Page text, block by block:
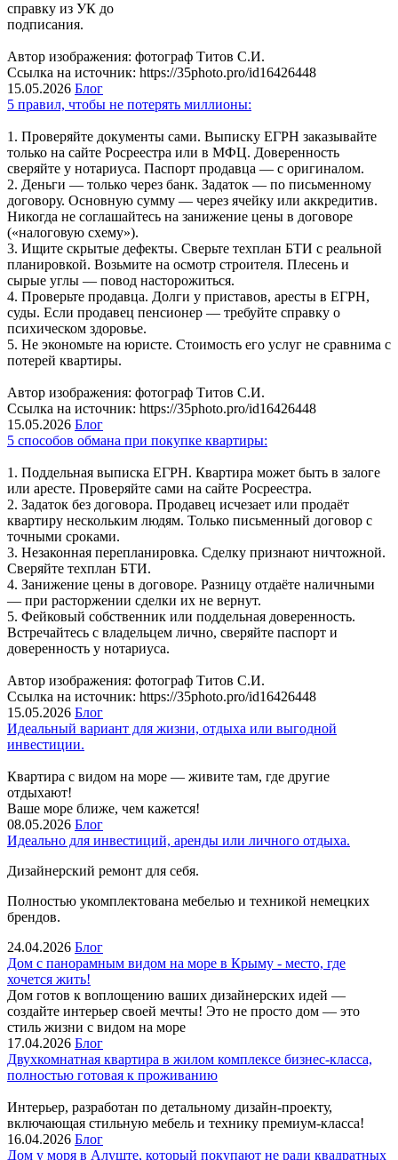
справку из УК до
подписания.
Автор изображения: фотограф Титов С.И.
Ссылка на источник: https://35photo.pro/id16426448
15.05.2026 Блог
5 правил, чтобы не потерять миллионы:
1. Проверяйте документы сами. Выписку ЕГРН заказывайте
только на сайте Росреестра или в МФЦ. Доверенность
сверяйте у нотариуса. Паспорт продавца — с оригиналом.
2. Деньги — только через банк. Задаток — по письменному
договору. Основную сумму — через ячейку или аккредитив.
Никогда не соглашайтесь на занижение цены в договоре
(«налоговую схему»).
3. Ищите скрытые дефекты. Сверьте техплан БТИ с реальной
планировкой. Возьмите на осмотр строителя. Плесень и
сырые углы — повод насторожиться.
4. Проверьте продавца. Долги у приставов, аресты в ЕГРН,
суды. Если продавец пенсионер — требуйте справку о
психическом здоровье.
5. Не экономьте на юристе. Стоимость его услуг не сравнима с
потерей квартиры.
Автор изображения: фотограф Титов С.И.
Ссылка на источник: https://35photo.pro/id16426448
15.05.2026 Блог
5 способов обмана при покупке квартиры:
1. Поддельная выписка ЕГРН. Квартира может быть в залоге
или аресте. Проверяйте сами на сайте Росреестра.
2. Задаток без договора. Продавец исчезает или продаёт
квартиру нескольким людям. Только письменный договор с
точными сроками.
3. Незаконная перепланировка. Сделку признают ничтожной.
Сверяйте техплан БТИ.
4. Занижение цены в договоре. Разницу отдаёте наличными
— при расторжении сделки их не вернут.
5. Фейковый собственник или поддельная доверенность.
Встречайтесь с владельцем лично, сверяйте паспорт и
доверенность у нотариуса.
Автор изображения: фотограф Титов С.И.
Ссылка на источник: https://35photo.pro/id16426448
15.05.2026 Блог
Идеальный вариант для жизни, отдыха или выгодной
инвестиции.
Квартира с видом на море — живите там, где другие
отдыхают!
Ваше море ближе, чем кажется!
08.05.2026 Блог
Идеально для инвестиций, аренды или личного отдыха.
Дизайнерский ремонт для себя.
Полностью укомплектована мебелью и техникой немецких
брендов.
24.04.2026 Блог
Дом с панорамным видом на море в Крыму - место, где
хочется жить!
Дом готов к воплощению ваших дизайнерских идей —
создайте интерьер своей мечты! Это не просто дом — это
стиль жизни с видом на море
17.04.2026 Блог
Двухкомнатная квартира в жилом комплексе бизнес-класса,
полностью готовая к проживанию
Интерьер, разработан по детальному дизайн-проекту,
включающая стильную мебель и технику премиум-класса!
16.04.2026 Блог
Дом у моря в Алуште, который покупают не ради квадратных